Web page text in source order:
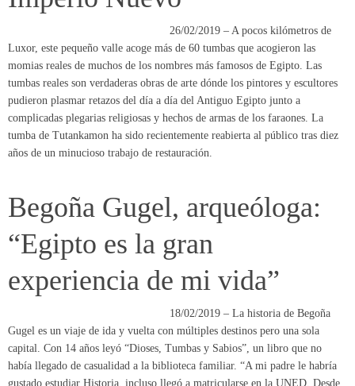
pudieron plasmar retazos del día a día del Antiguo Egipto junto a
tumba de Tutankamon ha sido recientemente reabierta al público tras diez
años de un minucioso trabajo de restauración.
Begoña Gugel, arqueóloga:
“Egipto es la gran
18/02/2019 – La historia de Begoña
Gugel es un viaje de ida y vuelta con múltiples destinos pero una sola
capital. Con 14 años leyó “Dioses, Tumbas y Sabios”, un libro que no
había llegado de casualidad a la biblioteca familiar. “A mi padre le habría
gustado estudiar Historia, incluso llegó a matricularse en la UNED. Desde
de septiembre”, cuando estudiaba el tercer curso de la licenciatura de
Prehistoria y Arqueología, visitó el castro celtibérico de El Raso, en
Candeleda (Ávila) y unos trabajos dirigidos por Fernando Fernández.